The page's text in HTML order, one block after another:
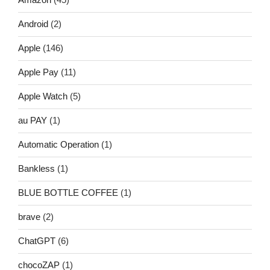
Android (2)
Apple (146)
Apple Pay (11)
Apple Watch (5)
au PAY (1)
Automatic Operation (1)
Bankless (1)
BLUE BOTTLE COFFEE (1)
brave (2)
ChatGPT (6)
chocoZAP (1)